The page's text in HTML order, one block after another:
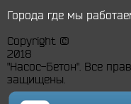
Города где мы
Copyright ©
2018
"Насос-Бетон". Все
защищены.